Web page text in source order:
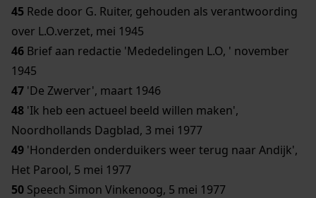
45 Rede door G. Ruiter, gehouden als verantwoording
over L.O.verzet, mei 1945
46 Brief aan redactie 'Mededelingen L.O, ' november
1945
47 'De Zwerver', maart 1946
48 'Ik heb een actueel beeld willen maken',
Noordhollands Dagblad, 3 mei 1977
49 'Honderden onderduikers weer terug naar Andijk',
Het Parool, 5 mei 1977
50 Speech Simon Vinkenoog, 5 mei 1977